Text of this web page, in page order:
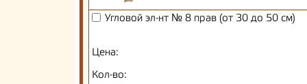
Угловой эл-нт № 8 прав (от 30 до 50 см)
Цена:
Кол-во: